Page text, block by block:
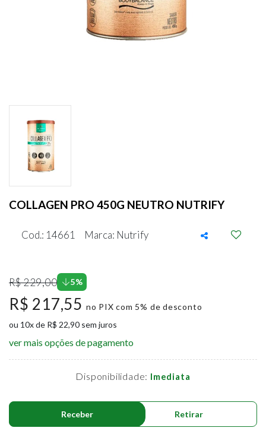
COLLAGEN PRO 450G NEUTRO NUTRIFY
Cod.: 14661 Marca: Nutrify
R$ 229,00 5%
R$ 217,55 no PIX com 5% de desconto
ou 10x de R$ 22,90 sem juros
ver mais opções de pagamento
Disponibilidade: Imediata
Receber Retirar